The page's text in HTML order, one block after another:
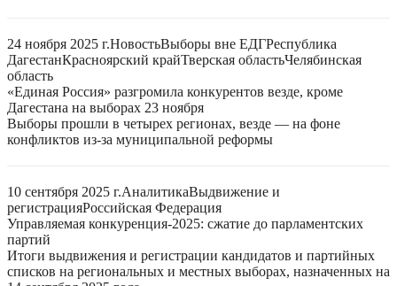
24 ноября 2025 г.НовостьВыборы вне ЕДГРеспублика
ДагестанКрасноярский крайТверская областьЧелябинская
область
«Единая Россия» разгромила конкурентов везде, кроме
Дагестана на выборах 23 ноября
Выборы прошли в четырех регионах, везде — на фоне
конфликтов из-за муниципальной реформы
10 сентября 2025 г.АналитикаВыдвижение и
регистрацияРоссийская Федерация
Управляемая конкуренция-2025: сжатие до парламентских
партий
Итоги выдвижения и регистрации кандидатов и партийных
списков на региональных и местных выборах, назначенных на